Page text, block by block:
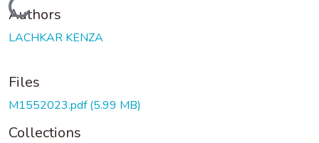
Loading...
Authors
LACHKAR KENZA
Files
M1552023.pdf(5.99 MB)
Collections